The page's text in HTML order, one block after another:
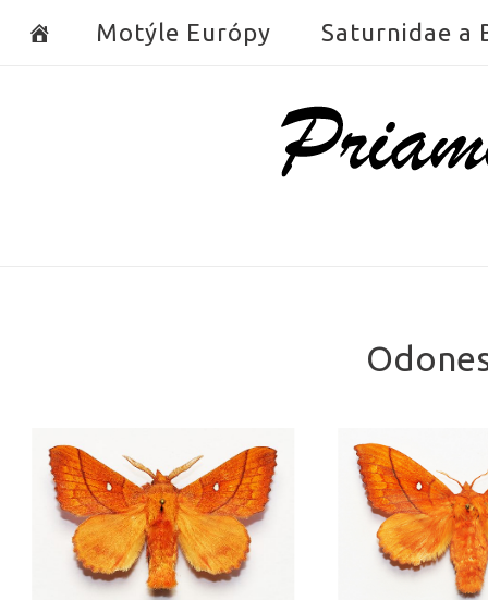
Motýle Európy Saturnidae a
Home